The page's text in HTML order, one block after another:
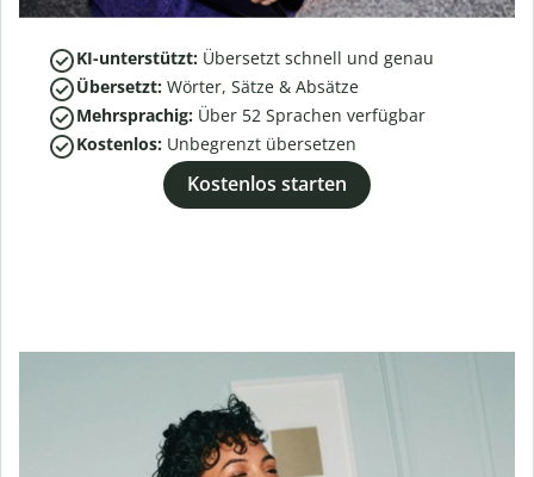
KI-unterstützt: Übersetzt schnell und genau
Übersetzt: Wörter, Sätze & Absätze
Mehrsprachig: Über 52 Sprachen verfügbar
Kostenlos: Unbegrenzt übersetzen
Kostenlos starten